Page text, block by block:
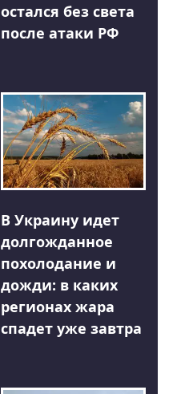
остался без света
после атаки РФ
В Украину идет
долгожданное
похолодание и
дожди: в каких
регионах жара
спадет уже завтра